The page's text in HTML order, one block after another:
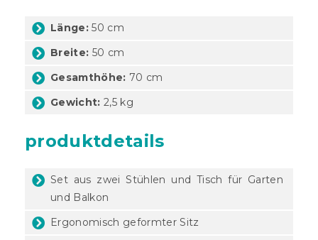
Länge: 50 cm
Breite: 50 cm
Gesamthöhe: 70 cm
Gewicht: 2,5 kg
produktdetails
Set aus zwei Stühlen und Tisch für Garten
und Balkon
Ergonomisch geformter Sitz